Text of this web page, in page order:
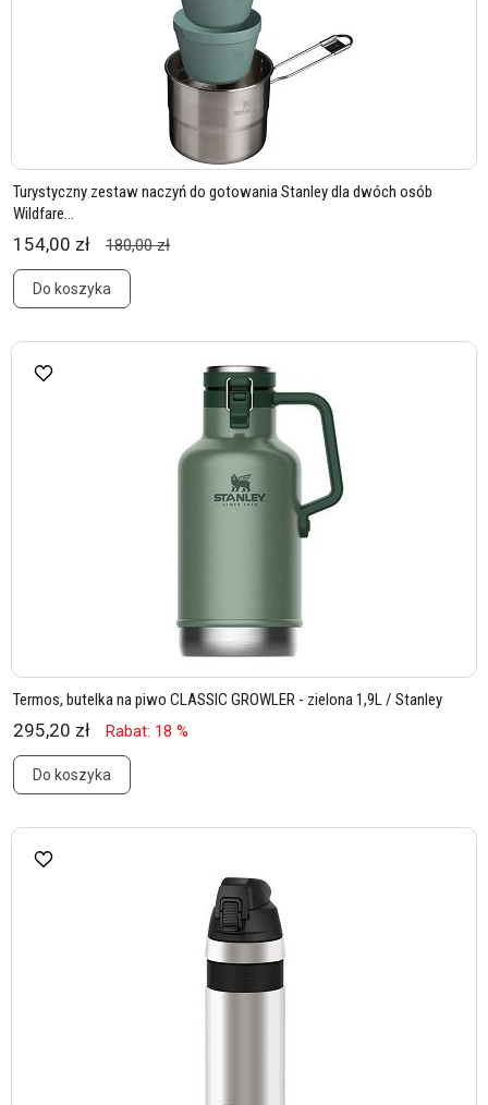
Turystyczny zestaw naczyń do gotowania Stanley dla dwóch osób
Wildfare...
154,00 zł 180,00 zł
Do koszyka
Termos, butelka na piwo CLASSIC GROWLER - zielona 1,9L / Stanley
295,20 zł Rabat: 18 %
Do koszyka